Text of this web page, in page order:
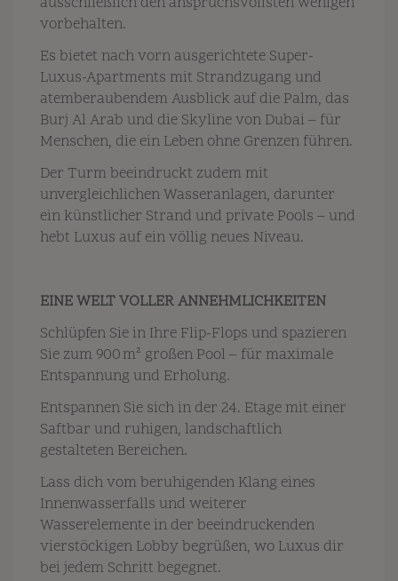
vorbehalten.
Es bietet nach vorn ausgerichtete Super-
Luxus-Apartments mit Strandzugang und
atemberaubendem Ausblick auf die Palm, das
Burj Al Arab und die Skyline von Dubai – für
Menschen, die ein Leben ohne Grenzen führen.
Der Turm beeindruckt zudem mit
unvergleichlichen Wasseranlagen, darunter
ein künstlicher Strand und private Pools – und
hebt Luxus auf ein völlig neues Niveau.
EINE WELT VOLLER ANNEHMLICHKEITEN
Schlüpfen Sie in Ihre Flip-Flops und spazieren
Sie zum 900 m² großen Pool – für maximale
Entspannung und Erholung.
Entspannen Sie sich in der 24. Etage mit einer
Saftbar und ruhigen, landschaftlich
gestalteten Bereichen.
Lass dich vom beruhigenden Klang eines
Innenwasserfalls und weiterer
Wasserelemente in der beeindruckenden
vierstöckigen Lobby begrüßen, wo Luxus dir
bei jedem Schritt begegnet.